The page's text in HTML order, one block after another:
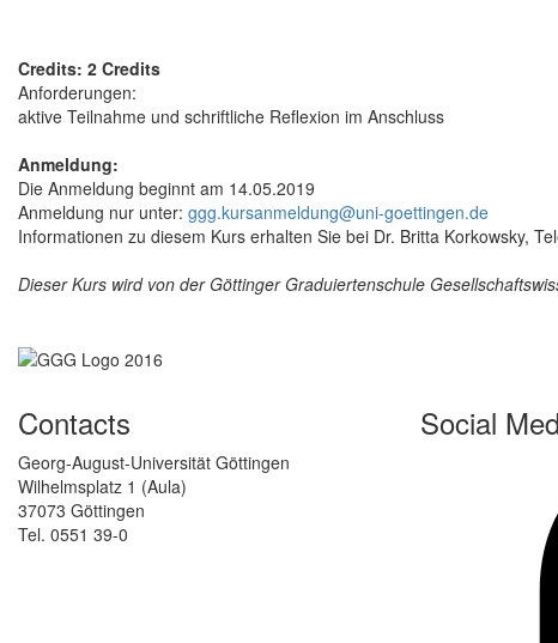
Credits: 2 Credits
Anforderungen:
aktive Teilnahme und schriftliche Reflexion im Anschluss
Anmeldung:
Die Anmeldung beginnt am 14.05.2019
Anmeldung nur unter: ggg.kursanmeldung@uni-goettingen.de
Informationen zu diesem Kurs erhalten Sie bei Dr. Britta Korkowsky,
Dieser Kurs wird von der Göttinger Graduiertenschule
Contacts
Georg-August-Universität Göttingen
Wilhelmsplatz 1 (Aula)
37073 Göttingen
Tel. 0551 39-0
Social